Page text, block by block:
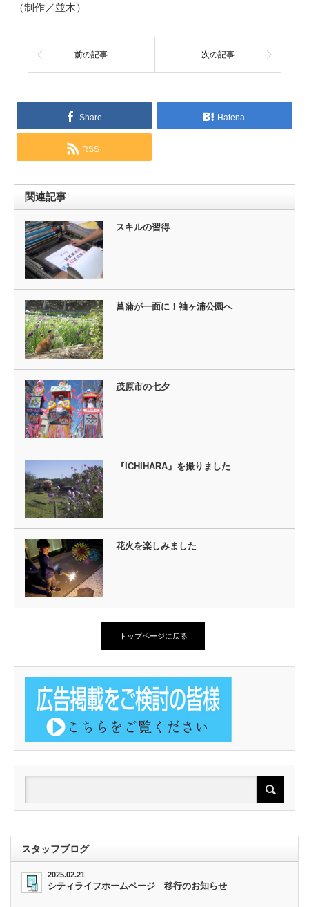
（制作／並木）
前の記事 次の記事
Share Hatena
RSS
関連記事
スキルの習得
菖蒲が一面に！袖ヶ浦公園へ
茂原市の七夕
『ICHIHARA』を撮りました
花火を楽しみました
トップページに戻る
スタッフブログ
2025.02.21
シティライフホームページ 移行のお知らせ